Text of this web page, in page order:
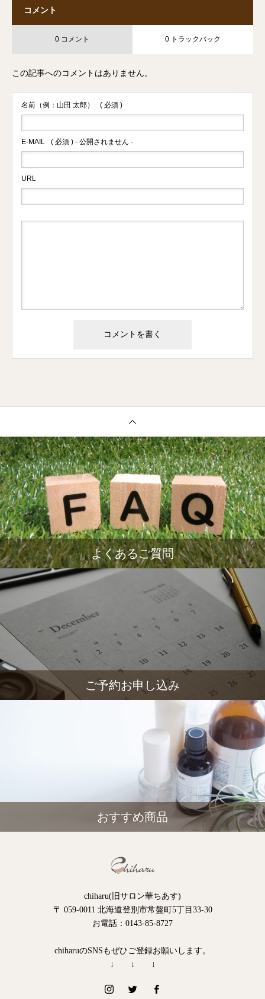
コメント
0 コメント 0 トラックバック
この記事へのコメントはありません。
名前（例：山田 太郎） ( 必須 )
E-MAIL ( 必須 ) - 公開されません -
URL
よくあるご質問
ご予約お申し込み
おすすめ商品
chiharu(旧サロン華ちあす)
〒 059-0011 北海道登別市常盤町5丁目33-30
お電話：0143-85-8727
chiharuのSNSもぜひご登録お願いします。
↓ ↓ ↓